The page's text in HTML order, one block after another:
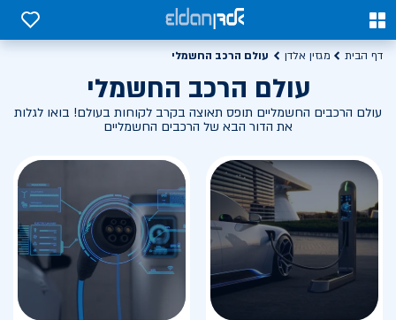
0
0
דף הבית מגזין אלדן עולם הרכב החשמלי
עולם הרכב החשמלי
עולם הרכבים החשמליים תופס תאוצה בקרב לקוחות בעולם! בואו לגלות
את הדור הבא של הרכבים החשמליים